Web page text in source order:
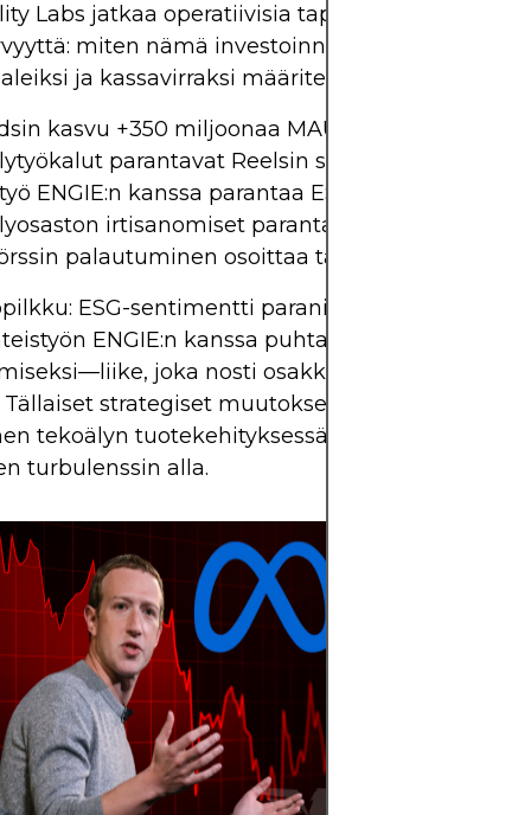
Labs jatkaa operatiivisia tappioita. Sijoittajat
miten nämä investoinnit muutetaan
ja kassavirraksi määritellyn ajan kuluessa.
kasvu +350 miljoonaa MAU:ta
parantavat Reelsin sitoutumista
ENGIE:n kanssa parantaa ESG-profiilia
irtisanomiset parantavat suorituskykyä
palautuminen osoittaa tarjousjahtia
ESG-sentimentti parani sen jälkeen, kun
ENGIE:n kanssa puhtaan energian
joka nosti osakkeita 1,5% lokakuun
Tällaiset strategiset muutokset ja
tekoälyn tuotekehityksessä viittaavat
turbulenssin alla.